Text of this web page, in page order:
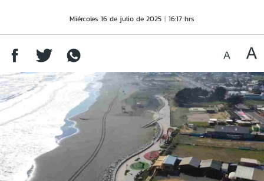
Miércoles 16 de julio de 2025 16:17 hrs